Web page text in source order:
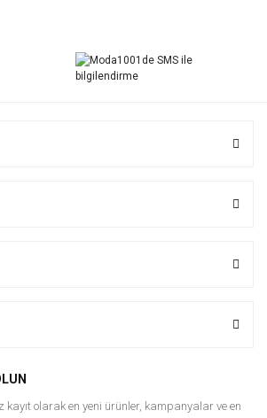
Yorum Yaz
olarak en yeni ürünler, kampanyalar ve en